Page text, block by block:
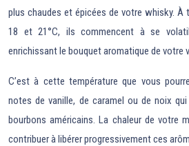
plus chaudes et épicées de votre whisky. À
18 et 21°C, ils commencent à se
enrichissant le bouquet aromatique de votre
C’est à cette température que vous
notes de vanille, de caramel ou de noix
bourbons américains. La chaleur de votre
contribuer à libérer progressivement ces